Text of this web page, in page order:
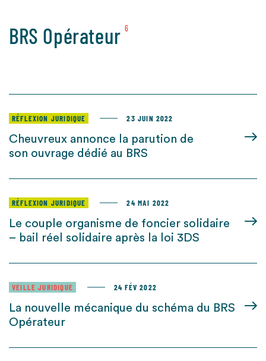
BRS Opérateur 6
RÉFLEXION JURIDIQUE 23 JUIN 2022
Cheuvreux annonce la parution de
son ouvrage dédié au BRS
RÉFLEXION JURIDIQUE 24 MAI 2022
Le couple organisme de foncier solidaire
– bail réel solidaire après la loi 3DS
VEILLE JURIDIQUE 24 FÉV 2022
La nouvelle mécanique du schéma du BRS
Opérateur